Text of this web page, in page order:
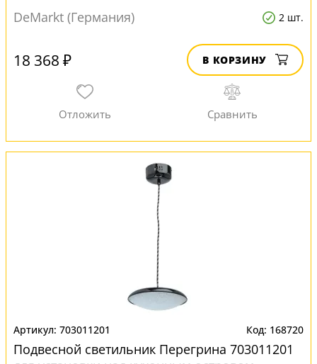
DeMarkt (Германия) 2 шт.
18 368 ₽ В КОРЗИНУ
703011201 168720
Подвесной светильник Перегрина 703011201